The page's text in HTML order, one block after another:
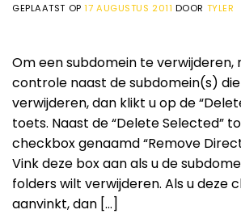
GEPLAATST OP17 AUGUSTUS 2011 DOOR TYLER
Om een subdomein te verwijderen,
controle naast de subdomein(s)
verwijderen, dan klikt u op de
toets. Naast de “Delete Selected”
checkbox genaamd “Remove
Vink deze box aan als u de
folders wilt verwijderen. Als u deze
aanvinkt, dan […]